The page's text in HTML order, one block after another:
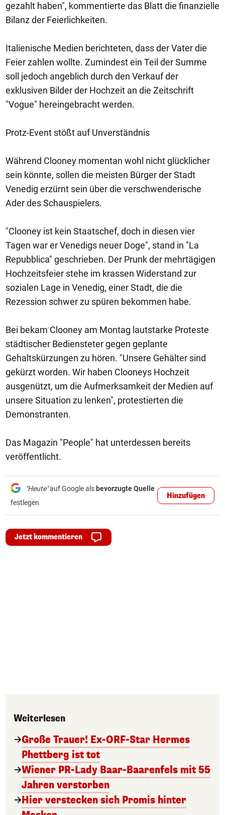
gezahlt haben", kommentierte das Blatt die finanzielle
Bilanz der Feierlichkeiten.
Italienische Medien berichteten, dass der Vater die
Feier zahlen wollte. Zumindest ein Teil der Summe
soll jedoch angeblich durch den Verkauf der
exklusiven Bilder der Hochzeit an die Zeitschrift
"Vogue" hereingebracht werden.
Protz-Event stößt auf Unverständnis
Während Clooney momentan wohl nicht glücklicher
sein könnte, sollen die meisten Bürger der Stadt
Venedig erzürnt sein über die verschwenderische
Ader des Schauspielers.
"Clooney ist kein Staatschef, doch in diesen vier
Tagen war er Venedigs neuer Doge", stand in "La
Repubblica" geschrieben. Der Prunk der mehrtägigen
Hochzeitsfeier stehe im krassen Widerstand zur
sozialen Lage in Venedig, einer Stadt, die die
Rezession schwer zu spüren bekommen habe.
Bei bekam Clooney am Montag lautstarke Proteste
städtischer Bediensteter gegen geplante
Gehaltskürzungen zu hören. "Unsere Gehälter sind
gekürzt worden. Wir haben Clooneys Hochzeit
ausgenützt, um die Aufmerksamkeit der Medien auf
unsere Situation zu lenken", protestierten die
Demonstranten.
Das Magazin "People" hat unterdessen bereits
veröffentlicht.
"Heute"auf Google als bevorzugte Quelle
festlegen
Hinzufügen
Jetzt kommentieren
Weiterlesen
Große Trauer! Ex-ORF-Star Hermes
Phettberg ist tot
Wiener PR-Lady Baar-Baarenfels mit 55
Jahren verstorben
Hier verstecken sich Promis hinter